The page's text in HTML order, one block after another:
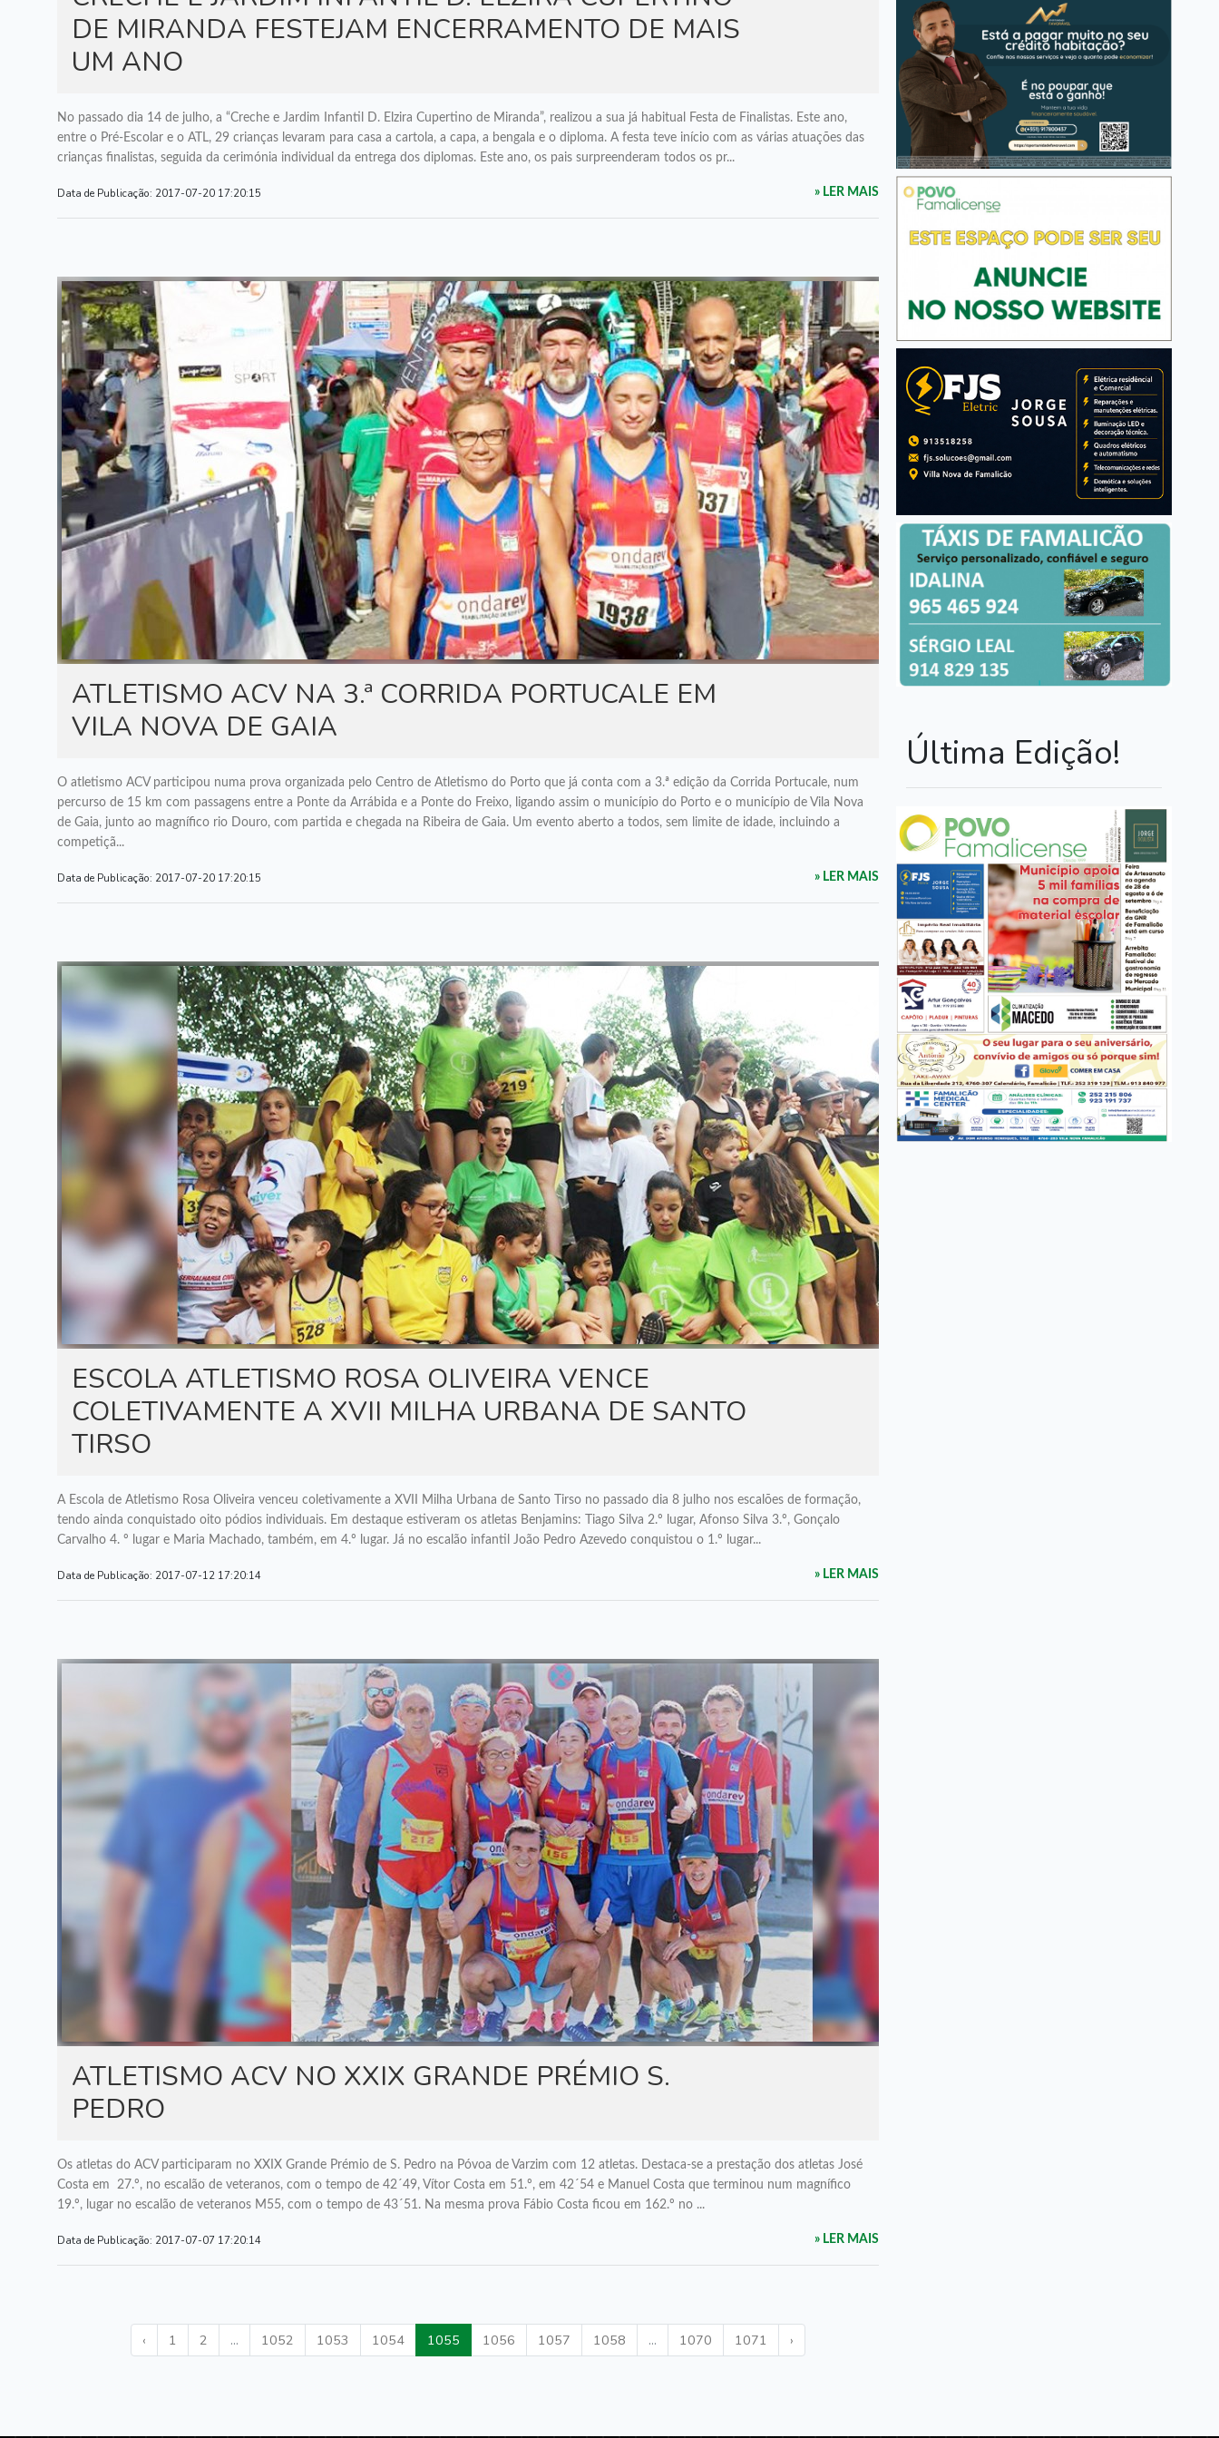
ATUALIDADE
DE MIRANDA FESTEJAM ENCERRAMENTO DE MAIS
UM ANO
No passado dia 14 de julho, a “Creche e Jardim Infantil D. Elzira Cupertino de Miranda”, realizou a sua já habitual Festa de Finalistas. Este ano,
entre o Pré-Escolar e o ATL, 29 crianças levaram para casa a cartola, a capa, a bengala e o diploma. A festa teve início com as várias atuações das
crianças finalistas, seguida da cerimónia individual da entrega dos diplomas. Este ano, os pais surpreenderam todos os pr...
» LER MAIS
Data de Publicação: 2017-07-20 17:20:15
ATLETISMO ACV NA 3.ª CORRIDA PORTUCALE EM
VILA NOVA DE GAIA
O atletismo ACV participou numa prova organizada pelo Centro de Atletismo do Porto que já conta com a 3.ª edição da Corrida Portucale, num
percurso de 15 km com passagens entre a Ponte da Arrábida e a Ponte do Freixo, ligando assim o município do Porto e o município de Vila Nova
de Gaia, junto ao magnífico rio Douro, com partida e chegada na Ribeira de Gaia. Um evento aberto a todos, sem limite de idade, incluindo a
competiçã...
» LER MAIS
Data de Publicação: 2017-07-20 17:20:15
ESCOLA ATLETISMO ROSA OLIVEIRA VENCE
COLETIVAMENTE A XVII MILHA URBANA DE SANTO
TIRSO
A Escola de Atletismo Rosa Oliveira venceu coletivamente a XVII Milha Urbana de Santo Tirso no passado dia 8 julho nos escalões de formação,
tendo ainda conquistado oito pódios individuais. Em destaque estiveram os atletas Benjamins: Tiago Silva 2.º lugar, Afonso Silva 3.º, Gonçalo
Carvalho 4. º lugar e Maria Machado, também, em 4.º lugar. Já no escalão infantil João Pedro Azevedo conquistou o 1.º lugar...
» LER MAIS
Data de Publicação: 2017-07-12 17:20:14
ATLETISMO ACV NO XXIX GRANDE PRÉMIO S.
PEDRO
Os atletas do ACV participaram no XXIX Grande Prémio de S. Pedro na Póvoa de Varzim com 12 atletas. Destaca-se a prestação dos atletas José
Costa em 27.º, no escalão de veteranos, com o tempo de 42´49, Vítor Costa em 51.º, em 42´54 e Manuel Costa que terminou num magnífico
19.º, lugar no escalão de veteranos M55, com o tempo de 43´51. Na mesma prova Fábio Costa ficou em 162.º no ...
» LER MAIS
Data de Publicação: 2017-07-07 17:20:14
‹ 1 2 ... 1052 1053 1054 1055 1056 1057 1058 ... 1070 1071 ›
Última Edição!